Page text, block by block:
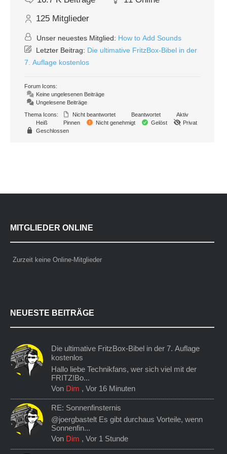
125 Mitglieder
Unser neuestes Mitglied: How to Add Sounds
Letzter Beitrag: Die ultimative FritzBox-Bibel in der
7. Auflage kostenlos
Forum Icons:
Keine ungelesenen Beiträge
Ungelesene Beiträge
Thema Icons:
Nicht beantwortet Beantwortet
Aktiv
Heiß
Pinnen Nicht genehmigt Gelöst
Privat
Geschlossen
MITGLIEDER ONLINE
Zurzeit keine Online-Mitglieder
NEUESTE BEITRÄGE
Die ultimative FritzBox-Bibel in der 7. Auflage
kostenlos
Hallo liebe Technikfans, wer sich viel mit der
FRITZ!Bo...
Von Dim ,Vor 16 Minuten
RE: Sonnenfinsternis
@joergbastelt Es gibt durchaus Vorteile, wenn
Sonnenfin...
Von Dim ,Vor 1 Stunde